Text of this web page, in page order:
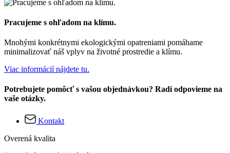
Pracujeme s ohľadom na klímu.
Mnohými konkrétnymi ekologickými opatreniami pomáhame
minimalizovať náš vplyv na životné prostredie a klímu.
Viac informácií nájdete tu.
Potrebujete pomôcť s vašou objednávkou? Radi odpovieme na
vaše otázky.
Kontakt
Overená kvalita